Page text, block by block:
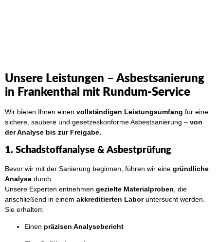
Unsere Leistungen – Asbestsanierung
in Frankenthal mit Rundum-Service
Wir bieten Ihnen einen vollständigen Leistungsumfang für eine
sichere, saubere und gesetzeskonforme Asbestsanierung – von
der Analyse bis zur Freigabe.
1. Schadstoffanalyse & Asbestprüfung
Bevor wir mit der Sanierung beginnen, führen wir eine gründliche
Analyse durch.
Unsere Experten entnehmen gezielte Materialproben , die
anschließend in einem akkreditierten Laboruntersucht werden.
Sie erhalten:
Einen präzisen Analysebericht